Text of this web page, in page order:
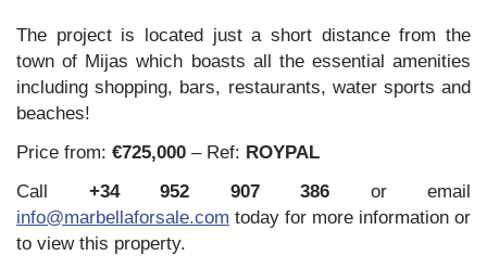
The project is located just a short distance from the
town of Mijas which boasts all the essential amenities
including shopping, bars, restaurants, water sports and
beaches!
Price from: €725,000 – Ref: ROYPAL
Call +34 952 907 386 or email
info@marbellaforsale.com today for more information or
to view this property.